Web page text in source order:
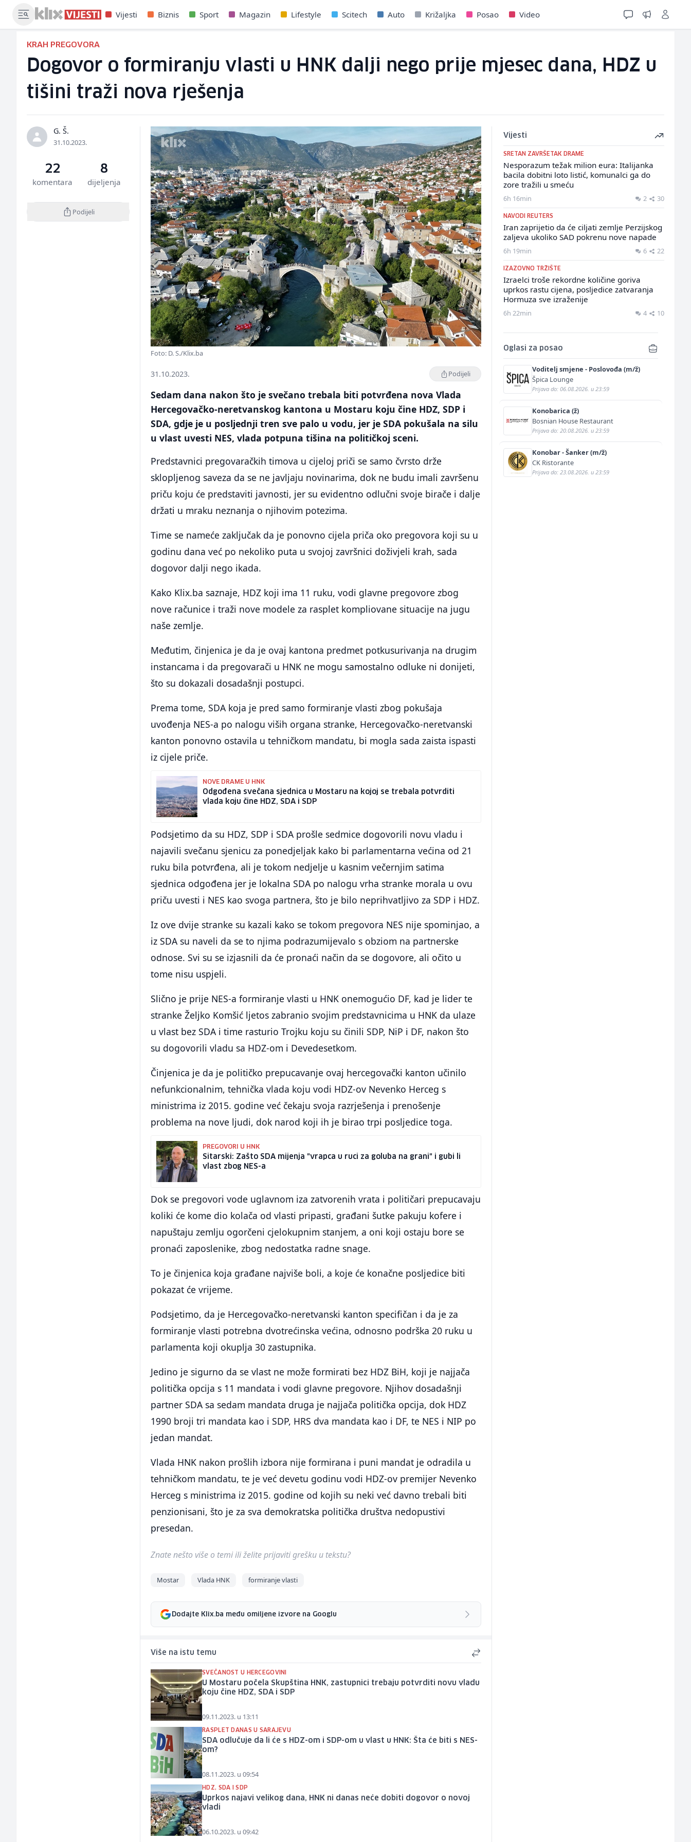
Vijesti Biznis Sport Magazin Lifestyle Scitech Auto Križaljka Posao Video
KRAH PREGOVORA
Dogovor o formiranju vlasti u HNK dalji nego prije mjesec dana, HDZ u
tišini traži nova rješenja
G. Š.
31.10.2023.
22
komentara
8
dijeljenja
Podijeli
Foto: D. S./Klix.ba
31.10.2023. Podijeli
Sedam dana nakon što je svečano trebala biti potvrđena nova Vlada
Hercegovačko-neretvanskog kantona u Mostaru koju čine HDZ, SDP i
SDA, gdje je u posljednji tren sve palo u vodu, jer je SDA pokušala na silu
u vlast uvesti NES, vlada potpuna tišina na političkoj sceni.
Predstavnici pregovaračkih timova u cijeloj priči se samo čvrsto drže
sklopljenog saveza da se ne javljaju novinarima, dok ne budu imali završenu
priču koju će predstaviti javnosti, jer su evidentno odlučni svoje birače i dalje
držati u mraku neznanja o njihovim potezima.
Time se nameće zaključak da je ponovno cijela priča oko pregovora koji su u
godinu dana već po nekoliko puta u svojoj završnici doživjeli krah, sada
dogovor dalji nego ikada.
Kako Klix.ba saznaje, HDZ koji ima 11 ruku, vodi glavne pregovore zbog
nove računice i traži nove modele za rasplet kompliovane situacije na jugu
naše zemlje.
Međutim, činjenica je da je ovaj kantona predmet potkusurivanja na drugim
instancama i da pregovarači u HNK ne mogu samostalno odluke ni donijeti,
što su dokazali dosadašnji postupci.
Prema tome, SDA koja je pred samo formiranje vlasti zbog pokušaja
uvođenja NES-a po nalogu viših organa stranke, Hercegovačko-neretvanski
kanton ponovno ostavila u tehničkom mandatu, bi mogla sada zaista ispasti
iz cijele priče.
NOVE DRAME U HNK
Odgođena svečana sjednica u Mostaru na kojoj se trebala potvrditi
vlada koju čine HDZ, SDA i SDP
Podsjetimo da su HDZ, SDP i SDA prošle sedmice dogovorili novu vladu i
najavili svečanu sjenicu za ponedjeljak kako bi parlamentarna većina od 21
ruku bila potvrđena, ali je tokom nedjelje u kasnim večernjim satima
sjednica odgođena jer je lokalna SDA po nalogu vrha stranke morala u ovu
priču uvesti i NES kao svoga partnera, što je bilo neprihvatljivo za SDP i HDZ.
Iz ove dvije stranke su kazali kako se tokom pregovora NES nije spominjao, a
iz SDA su naveli da se to njima podrazumijevalo s obziom na partnerske
odnose. Svi su se izjasnili da će pronaći način da se dogovore, ali očito u
tome nisu uspjeli.
Slično je prije NES-a formiranje vlasti u HNK onemogućio DF, kad je lider te
stranke Željko Komšić ljetos zabranio svojim predstavnicima u HNK da ulaze
u vlast bez SDA i time rasturio Trojku koju su činili SDP, NiP i DF, nakon što
su dogovorili vladu sa HDZ-om i Devedesetkom.
Činjenica je da je političko prepucavanje ovaj hercegovački kanton učinilo
nefunkcionalnim, tehnička vlada koju vodi HDZ-ov Nevenko Herceg s
ministrima iz 2015. godine već čekaju svoja razrješenja i prenošenje
problema na nove ljudi, dok narod koji ih je birao trpi posljedice toga.
PREGOVORI U HNK
Sitarski: Zašto SDA mijenja "vrapca u ruci za goluba na grani" i gubi li
vlast zbog NES-a
Dok se pregovori vode uglavnom iza zatvorenih vrata i političari prepucavaju
koliki će kome dio kolača od vlasti pripasti, građani šutke pakuju kofere i
napuštaju zemlju ogorčeni cjelokupnim stanjem, a oni koji ostaju bore se
pronaći zaposlenike, zbog nedostatka radne snage.
To je činjenica koja građane najviše boli, a koje će konačne posljedice biti
pokazat će vrijeme.
Podsjetimo, da je Hercegovačko-neretvanski kanton specifičan i da je za
formiranje vlasti potrebna dvotrećinska većina, odnosno podrška 20 ruku u
parlamenta koji okuplja 30 zastupnika.
Jedino je sigurno da se vlast ne može formirati bez HDZ BiH, koji je najjača
politička opcija s 11 mandata i vodi glavne pregovore. Njihov dosadašnji
partner SDA sa sedam mandata druga je najjača politička opcija, dok HDZ
1990 broji tri mandata kao i SDP, HRS dva mandata kao i DF, te NES i NIP po
jedan mandat.
Vlada HNK nakon prošlih izbora nije formirana i puni mandat je odradila u
tehničkom mandatu, te je već devetu godinu vodi HDZ-ov premijer Nevenko
Herceg s ministrima iz 2015. godine od kojih su neki već davno trebali biti
penzionisani, što je za sva demokratska politička društva nedopustivi
presedan.
Znate nešto više o temi ili želite prijaviti grešku u tekstu?
Mostar Vlada HNK formiranje vlasti
Dodajte Klix.ba među omiljene izvore na Googlu
Više na istu temu
SVEČANOST U HERCEGOVINI
U Mostaru počela Skupština HNK, zastupnici trebaju potvrditi novu vladu
koju čine HDZ, SDA i SDP
09.11.2023. u 13:11
RASPLET DANAS U SARAJEVU
SDA odlučuje da li će s HDZ-om i SDP-om u vlast u HNK: Šta će biti s NES-
om?
08.11.2023. u 09:54
HDZ, SDA I SDP
Uprkos najavi velikog dana, HNK ni danas neće dobiti dogovor o novoj
vladi
06.10.2023. u 09:42
Vijesti
SRETAN ZAVRŠETAK DRAME
Nesporazum težak milion eura: Italijanka
bacila dobitni loto listić, komunalci ga do
zore tražili u smeću
6h 16min 2 30
NAVODI REUTERS
Iran zaprijetio da će ciljati zemlje Perzijskog
zaljeva ukoliko SAD pokrenu nove napade
6h 19min 6 22
IZAZOVNO TRŽIŠTE
Izraelci troše rekordne količine goriva
uprkos rastu cijena, posljedice zatvaranja
Hormuza sve izraženije
6h 22min 4 10
Oglasi za posao
Voditelj smjene - Poslovođa (m/ž)
Špica Lounge
Prijava do: 06.08.2026. u 23:59
Konobarica (ž)
Bosnian House Restaurant
Prijava do: 20.08.2026. u 23:59
Konobar - Šanker (m/ž)
CK Ristorante
Prijava do: 23.08.2026. u 23:59